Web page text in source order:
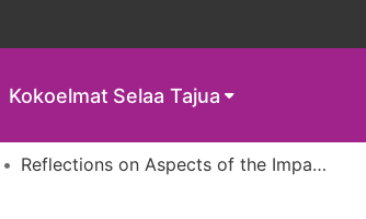
Kokoelmat Selaa Tajua
Reflections on Aspects of the Impacts of the Covid-19 Pandemic on European Capitals of Culture